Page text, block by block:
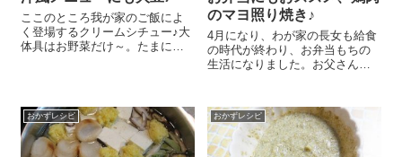
ここのところ我が家のご飯によ
く登場するクリームシチュー♪大
体具はお野菜だけ～。たまに鶏
よね～。でも、洋風メニューに
もかなり合...
のマヨ照り焼き♪
4月になり、わが家の長女も給食
の時代が終わり、お弁当もちの
生活になりました。お父さんの
使う～。でも朝早いのであれこ
れ作る余裕がないので、簡単お
かずを研究しているここのとこ
ろです(o^-'...
おかずレシピ おかずレシピ